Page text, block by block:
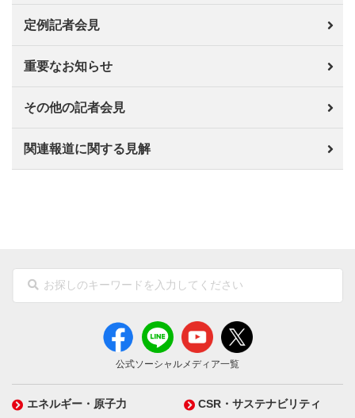
定例記者会見
重要なお知らせ
その他の記者会見
関連報道に関する見解
公式ソーシャルメディア一覧
エネルギー・原子力 CSR・サステナビリティ